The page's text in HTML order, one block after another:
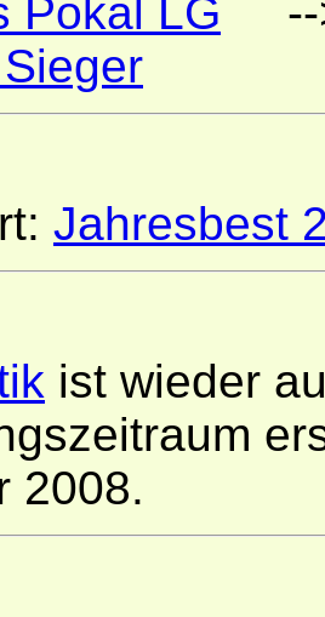
Pokal LG --
Jahresbest
ist wieder
2008.